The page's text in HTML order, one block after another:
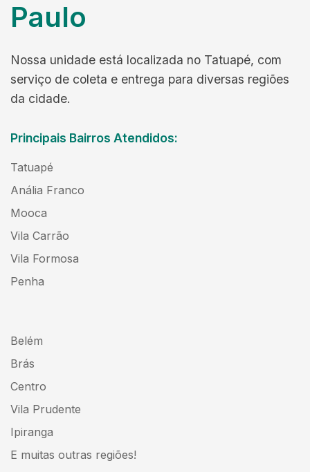
Paulo
Nossa unidade está localizada no Tatuapé, com
serviço de coleta e entrega para diversas regiões
da cidade.
Principais Bairros Atendidos:
Tatuapé
Anália Franco
Mooca
Vila Carrão
Vila Formosa
Penha
Belém
Brás
Centro
Vila Prudente
Ipiranga
E muitas outras regiões!